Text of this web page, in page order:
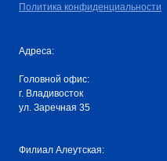
Политика конфиденциальности
Адреса:
Головной офис:
г. Владивосток
ул. Заречная 35
Филиал Алеутская: